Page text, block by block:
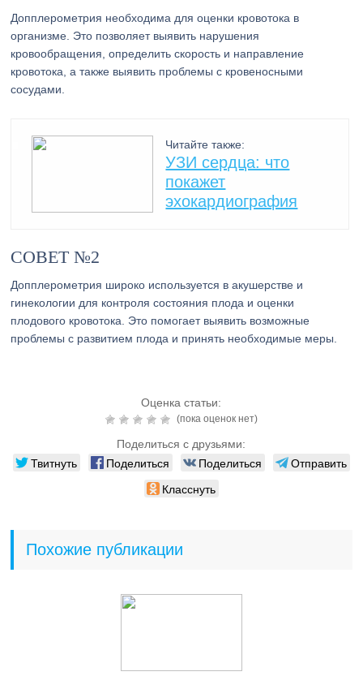
Допплерометрия необходима для оценки кровотока в
организме. Это позволяет выявить нарушения
кровообращения, определить скорость и направление
кровотока, а также выявить проблемы с кровеносными
сосудами.
Читайте также:
УЗИ сердца: что
покажет
эхокардиография
СОВЕТ №2
Допплерометрия широко используется в акушерстве и
гинекологии для контроля состояния плода и оценки
плодового кровотока. Это помогает выявить возможные
проблемы с развитием плода и принять необходимые меры.
Оценка статьи:
(пока оценок нет)
Поделиться с друзьями:
Твитнуть Поделиться Поделиться
Отправить
Класснуть
Похожие публикации